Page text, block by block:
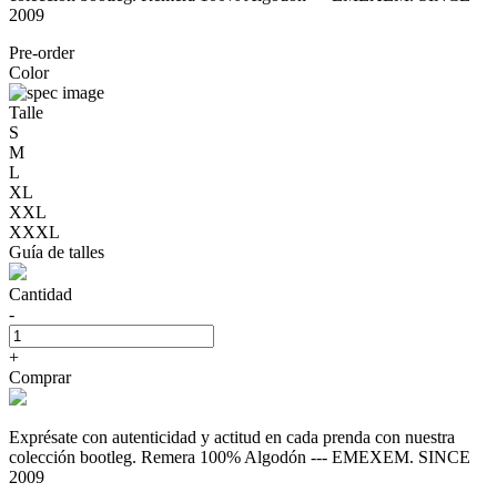
2009
Pre-order
Color
Talle
S
M
L
XL
XXL
XXXL
Guía de talles
Cantidad
-
+
Comprar
Exprésate con autenticidad y actitud en cada prenda con nuestra
colección bootleg. Remera 100% Algodón --- EMEXEM. SINCE
2009